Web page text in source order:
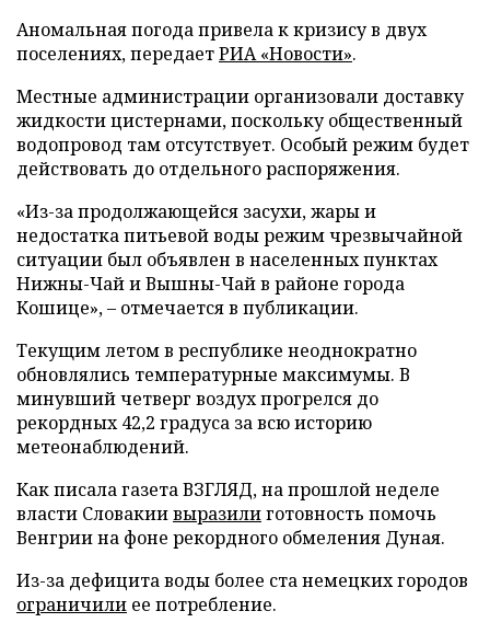
Аномальная погода привела к кризису в двух
поселениях, передаетРИА «Новости».
Местные администрации организовали доставку
жидкости цистернами, поскольку общественный
водопровод там отсутствует. Особый режим будет
действовать до отдельного распоряжения.
«Из-за продолжающейся засухи, жары и
недостатка питьевой воды режим чрезвычайной
ситуации был объявлен в населенных пунктах
Нижны-Чай и Вышны-Чай в районе города
Кошице», – отмечается в публикации.
Текущим летом в республике неоднократно
обновлялись температурные максимумы. В
минувший четверг воздух прогрелся до
рекордных 42,2 градуса за всю историю
метеонаблюдений.
Как писала газета ВЗГЛЯД, на прошлой неделе
власти Словакиивыразилиготовность помочь
Венгрии на фоне рекордного обмеления Дуная.
Из-за дефицита воды более ста немецких городов
ограничили ее потребление.